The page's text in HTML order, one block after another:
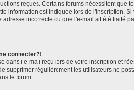
reçues. Certains forums nécessitent que
information est indiquée lors de l’inscription.
incorrecte ou que l’e-mail ait été traité
connecter?!
dans l’e-mail reçu lors de votre inscription et
supprimer régulièrement les utilisateurs ne
le forum.